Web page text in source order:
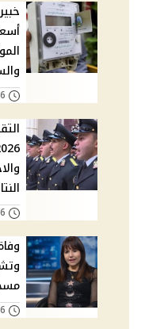
06 أغسطس, 2026 10:19 ص
06 أغسطس, 2026 10:11 ص
06 أغسطس, 2026 09:50 ص